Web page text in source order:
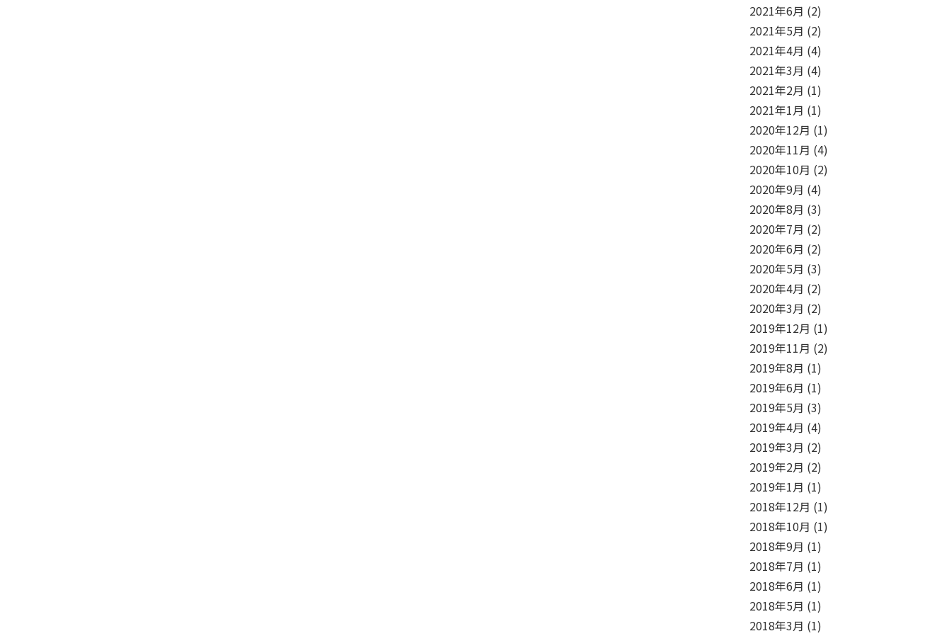
2021年6月 (2)
2021年5月 (2)
2021年4月 (4)
2021年3月 (4)
2021年2月 (1)
2021年1月 (1)
2020年12月 (1)
2020年11月 (4)
2020年10月 (2)
2020年9月 (4)
2020年8月 (3)
2020年7月 (2)
2020年6月 (2)
2020年5月 (3)
2020年4月 (2)
2020年3月 (2)
2019年12月 (1)
2019年11月 (2)
2019年8月 (1)
2019年6月 (1)
2019年5月 (3)
2019年4月 (4)
2019年3月 (2)
2019年2月 (2)
2019年1月 (1)
2018年12月 (1)
2018年10月 (1)
2018年9月 (1)
2018年7月 (1)
2018年6月 (1)
2018年5月 (1)
2018年3月 (1)